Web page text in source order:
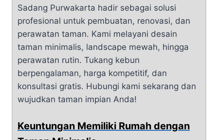
Sadang Purwakarta hadir sebagai solusi
profesional untuk pembuatan, renovasi, dan
perawatan taman. Kami melayani desain
taman minimalis, landscape mewah, hingga
perawatan rutin. Tukang kebun
berpengalaman, harga kompetitif, dan
konsultasi gratis. Hubungi kami sekarang dan
wujudkan taman impian Anda!
Keuntungan Memiliki Rumah dengan